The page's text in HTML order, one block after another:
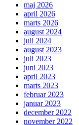
maj 2026
april 2026
marts 2026
august 2024
juli 2024
august 2023
juli 2023
juni 2023
april 2023
marts 2023
februar 2023
januar 2023
december 2022
november 2022